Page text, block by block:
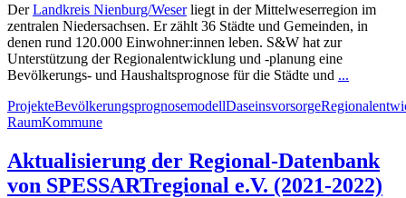
DerLandkreis Nienburg/Weserliegt in der Mittelweserregion im
zentralen Niedersachsen. Er zählt 36 Städte und Gemeinden, in
denen rund 120.000 Einwohner:innen leben. S&W hat zur
Unterstützung der Regionalentwicklung und -planung eine
Bevölkerungs- und Haushaltsprognose für die Städte und ...
ProjekteBevölkerungsprognosemodellDaseinsvorsorge
RaumKommune
Aktualisierung der Regional-Datenbank
von SPESSARTregional e.V. (2021-2022)